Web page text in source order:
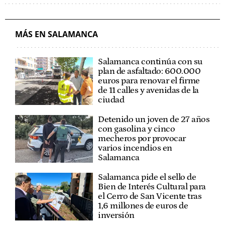
SOCIEDAD CASTILLA Y LEÓN
MÁS EN SALAMANCA
Salamanca continúa con su
plan de asfaltado: 600.000
euros para renovar el firme
de 11 calles y avenidas de la
ciudad
Detenido un joven de 27 años
con gasolina y cinco
mecheros por provocar
varios incendios en
Salamanca
Salamanca pide el sello de
Bien de Interés Cultural para
el Cerro de San Vicente tras
1,6 millones de euros de
inversión